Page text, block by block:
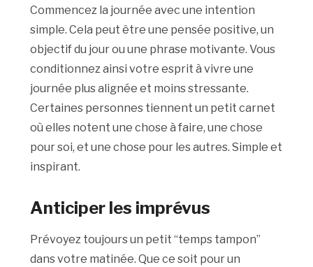
Commencez la journée avec une intention
simple. Cela peut être une pensée positive, un
objectif du jour ou une phrase motivante. Vous
conditionnez ainsi votre esprit à vivre une
journée plus alignée et moins stressante.
Certaines personnes tiennent un petit carnet
où elles notent une chose à faire, une chose
pour soi, et une chose pour les autres. Simple et
inspirant.
Anticiper les imprévus
Prévoyez toujours un petit “temps tampon”
dans votre matinée. Que ce soit pour un